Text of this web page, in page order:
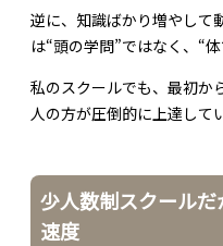
逆に、知識ばかり増やして
は“頭の学問”ではなく、“
私のスクールでも、最初か
人の方が圧倒的に上達して
少人数制スクール
速度